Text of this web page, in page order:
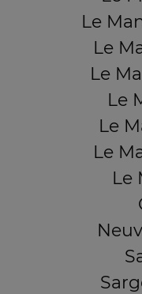
Le
Le
Le
Le
Le
Le
Le